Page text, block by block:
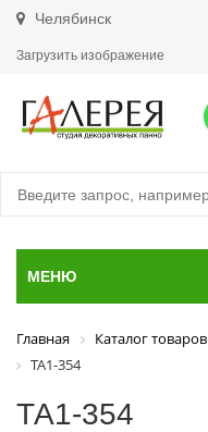
Челябинск
Загрузить изображение
МЕНЮ
Главная Каталог товаров
ТА1-354
ТА1-354